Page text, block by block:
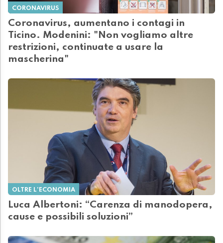
CORONAVIRUS
Coronavirus, aumentano i contagi in
Ticino. Modenini: "Non vogliamo altre
restrizioni, continuate a usare la
mascherina"
OLTRE L'ECONOMIA
Luca Albertoni: “Carenza di manodopera,
cause e possibili soluzioni”